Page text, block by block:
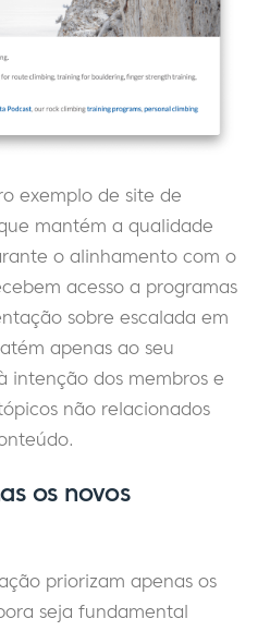
exemplo de site de
mantém a qualidade
o alinhamento com o
acesso a programas
sobre escalada em
apenas ao seu
intenção dos membros e
não relacionados
os novos
priorizam apenas os
seja fundamental